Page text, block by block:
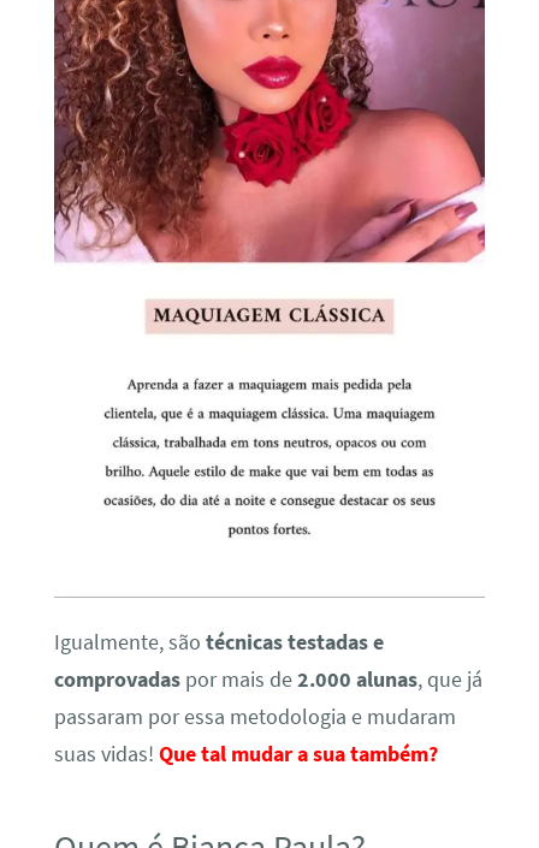
Igualmente, são técnicas testadas e
comprovadaspor mais de2.000 alunas, que já
passaram por essa metodologia e mudaram
suas vidas! Que tal mudar a sua também?